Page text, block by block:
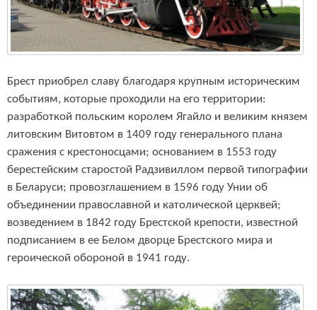
Брест приобрел славу благодаря крупным историческим
событиям, которые проходили на его территории:
разработкой польским королем Ягайло и великим князем
литовским Витовтом в 1409 году генерального плана
сражения с крестоносцами; основанием в 1553 году
берестейским старостой Радзивиллом первой типографии
в Беларуси; провозглашением в 1596 году Унии об
объединении православной и католической церквей;
возведением в 1842 году Брестской крепости, известной
подписанием в ее Белом дворце Брестского мира и
героической обороной в 1941 году.